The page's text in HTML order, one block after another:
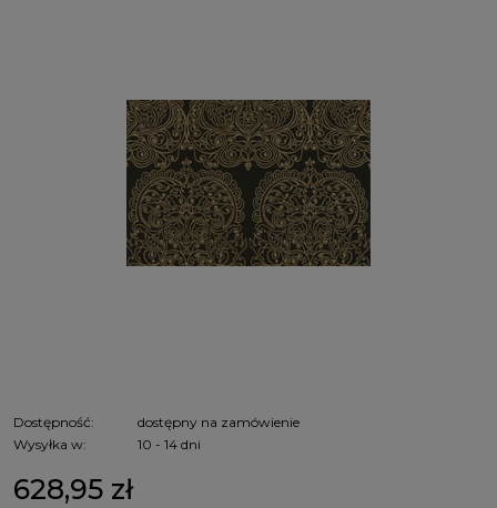
Dostępność:
dostępny na zamówienie
Wysyłka w:
10 - 14 dni
628,95 zł